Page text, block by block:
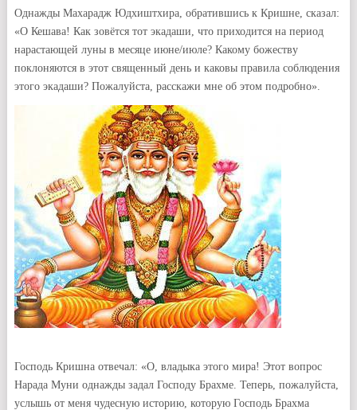
Однажды Махарадж Юдхиштхира, обратившись к Кришне, сказал:
«О Кешава! Как зовётся тот экадаши, что приходится на период
нарастающей луны в месяце июне/июле? Какому божеству
поклоняются в этот священный день и каковы правила соблюдения
этого экадаши? Пожалуйста, расскажи мне об этом подробно».
Господь Кришна отвечал: «О, владыка этого мира! Этот вопрос
Нарада Муни однажды задал Господу Брахме. Теперь, пожалуйста,
услышь от меня чудесную историю, которую Господь Брахма